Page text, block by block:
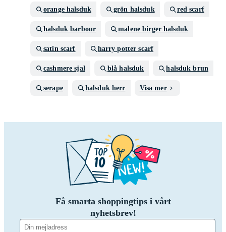
orange halsduk grön halsduk red scarf
halsduk barbour malene birger halsduk
satin scarf harry potter scarf
cashmere sjal blå halsduk halsduk brun
serape halsduk herr Visa mer
Få smarta shoppingtips i vårt
nyhetsbrev!